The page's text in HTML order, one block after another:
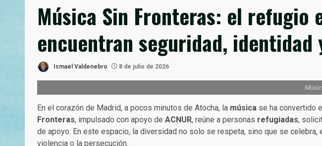
Música Sin Fronteras: el refugio
encuentran seguridad, identidad
Ismael Valdenebro 8 de julio de 2026
En el corazón de Madrid, a pocos minutos de Atocha, la música se ha convertido
Fronteras, impulsado con apoyo de ACNUR, reúne a personas refugiadas,
de apoyo. En este espacio, la diversidad no solo se respeta, sino que se
violencia o la persecución.